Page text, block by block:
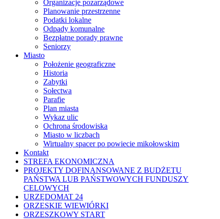
Organizacje pozarządowe
Planowanie przestrzenne
Podatki lokalne
Odpady komunalne
Bezpłatne porady prawne
Seniorzy
Miasto
Położenie geograficzne
Historia
Zabytki
Sołectwa
Parafie
Plan miasta
Wykaz ulic
Ochrona środowiska
Miasto w liczbach
Wirtualny spacer po powiecie mikołowskim
Kontakt
STREFA EKONOMICZNA
PROJEKTY DOFINANSOWANE Z BUDŻETU
PAŃSTWA LUB PAŃSTWOWYCH FUNDUSZY
CELOWYCH
URZĘDOMAT 24
ORZESKIE WIEWIÓRKI
ORZESZKOWY START